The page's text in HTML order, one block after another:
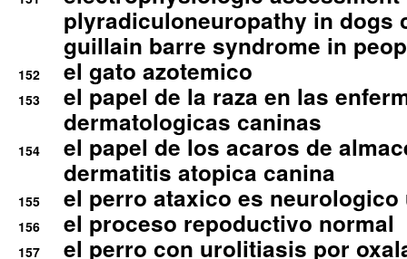
plyradiculoneuropathy in dogs
guillain barre syndrome in
152 el gato azotemico
153
el papel de la raza en las
dermatologicas caninas
154
el papel de los acaros de
dermatitis atopica canina
155 el perro ataxico es
156 el proceso repoductivo normal
157 el perro con urolitiasis por